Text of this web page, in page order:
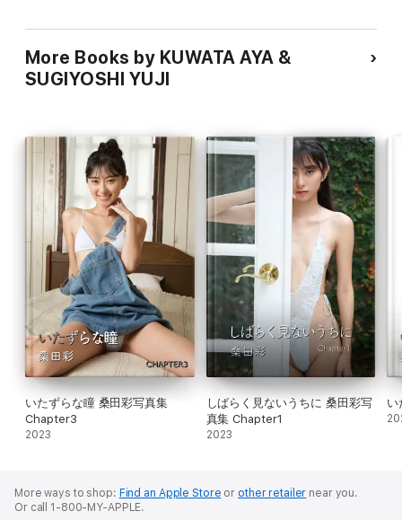
名前:桑田彩(くわたあや)
血液型:B型
身長:156cm
サイズ:B71・W56・H83
趣味:車
Instagram:@aya_kuwata
X:@kuwataaya
More Books by KUWATA AYA &
SUGIYOSHI YUJI
いたずらな瞳 桑田彩写真集
Chapter3
2023
しばらく見ないうちに 桑田彩写
真集 Chapter1
2023
い
More ways to shop: Find an Apple Store or other retailer near you.
Or call 1-800-MY-APPLE.